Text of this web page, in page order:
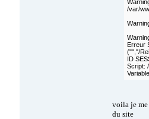
/var/
Erreur
("","/
ID
Script:
voila je me
du site